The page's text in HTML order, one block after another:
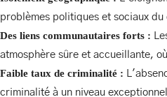
problèmes politiques et sociaux du
Des liens communautaires forts :
atmosphère sûre et accueillante,
Faible taux de criminalité :
criminalité à un niveau